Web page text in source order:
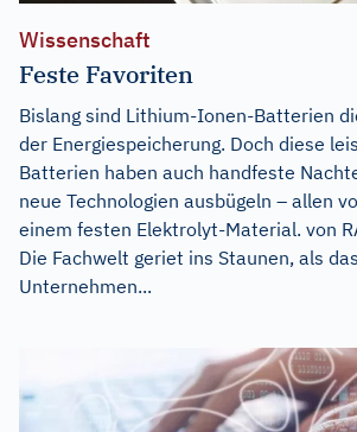
Wissenschaft
Feste Favoriten
Bislang sind Lithium-Ionen-Batterien
der Energiespeicherung. Doch diese
Batterien haben auch handfeste
neue Technologien ausbügeln – allen
einem festen Elektrolyt-Material. von
Die Fachwelt geriet ins Staunen, als
Unternehmen...